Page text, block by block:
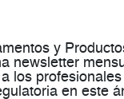
y
newsletter
los
en este